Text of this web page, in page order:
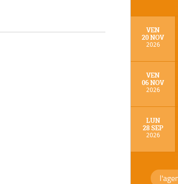
VEN
20 NOV
2026
VEN
06 NOV
2026
LUN
28 SEP
2026